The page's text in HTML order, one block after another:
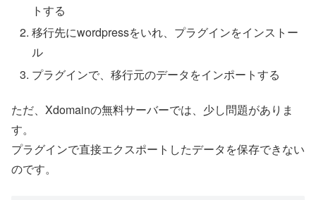
トする
移行先にwordpressをいれ、プラグインをインストー
ル
プラグインで、移行元のデータをインポートする
ただ、Xdomainの無料サーバーでは、少し問題がありま
す。
プラグインで直接エクスポートしたデータを保存できない
のです。